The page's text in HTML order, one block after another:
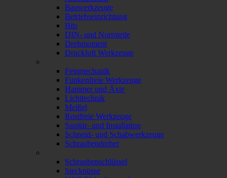
Bauwerkzeuge
Betriebseinrichtung
Bits
DIN- und Normteile
Drehmoment
Druckluft Werkzeuge
Feinmechanik
Funkenfreie Werkzeuge
Hammer und Äxte
Lichttechnik
Meißel
Rostfreie Werkzeuge
Sanitär- und Installation
Schneid- und Schabwerkzeuge
Schraubendreher
Schraubenschlüssel
Stecknüsse